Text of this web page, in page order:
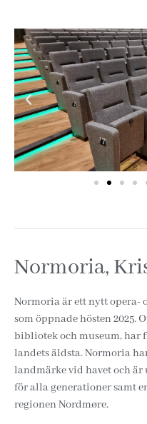
Normoria,
Normoria är ett nytt opera-
som öppnade hösten 2025.
bibliotek och museum, har
landets äldsta. Normoria
landmärke vid havet och
för alla generationer samt
regionen Nordmøre.